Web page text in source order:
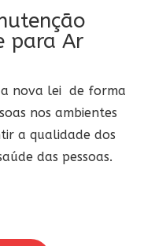
para Ar
a nova lei de forma
nos ambientes
a qualidade dos
das pessoas.